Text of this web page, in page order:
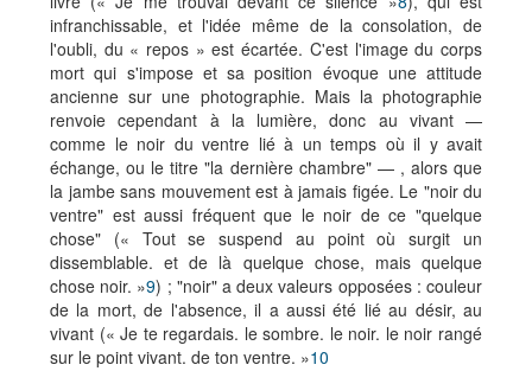
infranchissable, et l'idée même de la consolation, de
l'oubli, du « repos » est écartée. C'est l'image du corps
mort qui s'impose et sa position évoque une attitude
ancienne sur une photographie. Mais la photographie
renvoie cependant à la lumière, donc au vivant —
comme le noir du ventre lié à un temps où il y avait
échange, ou le titre "la dernière chambre" — , alors que
la jambe sans mouvement est à jamais figée. Le "noir du
ventre" est aussi fréquent que le noir de ce "quelque
chose" (« Tout se suspend au point où surgit un
dissemblable. et de là quelque chose, mais quelque
chose noir. »9) ; "noir" a deux valeurs opposées : couleur
de la mort, de l'absence, il a aussi été lié au désir, au
vivant (« Je te regardais. le sombre. le noir. le noir rangé
sur le point vivant. de ton ventre. »10